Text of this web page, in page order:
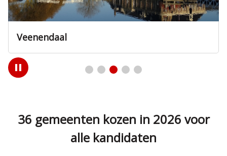
Veenendaal
Play
/
36 gemeenten kozen in 2026 voor
alle kandidaten